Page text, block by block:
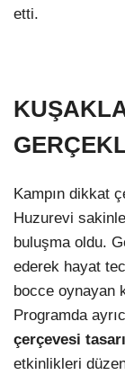
etti.
Kampın dikkat
Huzurevi
buluşma oldu.
ederek hayat
bocce oynayan
Programda
çerçevesi
etkinlikleri